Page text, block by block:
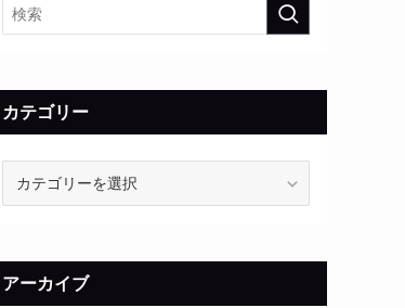
カテゴリー
ー
アーカイブ